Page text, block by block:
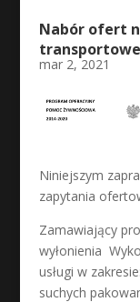
Nabór ofert
mar 2, 2021
Niniejszym
zapytania
Zamawiający
wyłonienia
usługi w
suchych